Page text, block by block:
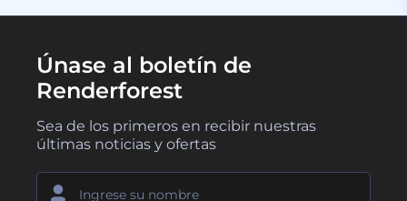
Únase al boletín de
Renderforest
Sea de los primeros en recibir nuestras
últimas noticias y ofertas